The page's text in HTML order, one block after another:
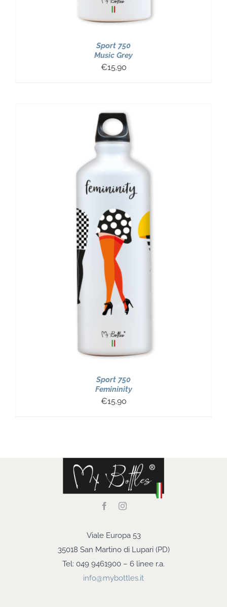
Sport 750
Music Grey
€15.90
Sport 750
Femininity
€15.90
Viale Europa 53
35018 San Martino di Lupari (PD)
Tel: 049 9461900 – 6 linee r.a.
info@mybottles.it